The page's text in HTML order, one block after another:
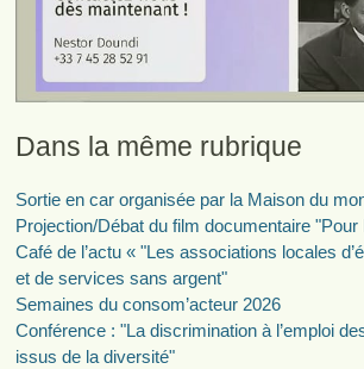
Dans la même rubrique
Sortie en car organisée par la Maison du
Projection/Débat du film documentaire "Pour
Café de l’actu « "Les associations locales
et de services sans argent"
Semaines du consom’acteur 2026
Conférence : "La discrimination à l’emploi
issus de la diversité"